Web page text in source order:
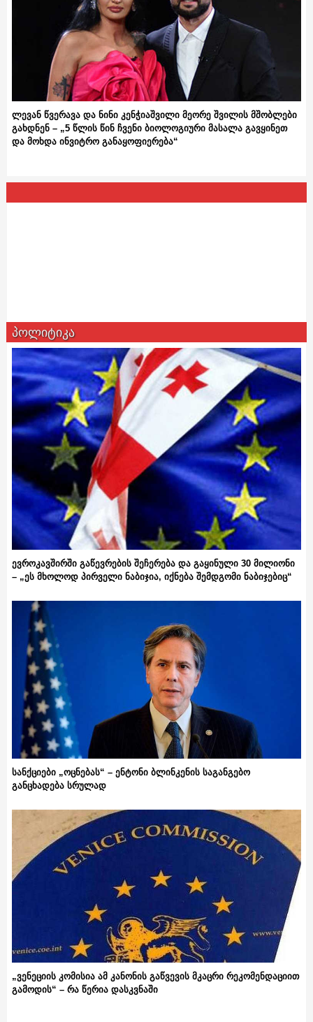
ლევან წვერავა და ნინი კენჭიაშვილი მეორე შვილის მშობლები
გახდნენ – „5 წლის წინ ჩვენი ბიოლოგიური მასალა გავყინეთ
და მოხდა ინვიტრო განაყოფიერება“
პოლიტიკა
ევროკავშირში გაწევრების შეჩერება და გაყინული 30 მილიონი
– „ეს მხოლოდ პირველი ნაბიჯია, იქნება შემდგომი ნაბიჯებიც“
სანქციები „ოცნებას“ – ენტონი ბლინკენის საგანგებო
განცხადება სრულად
„ვენეციის კომისია ამ კანონის გაწვევის მკაცრი რეკომენდაციით
გამოდის“ – რა წერია დასკვნაში